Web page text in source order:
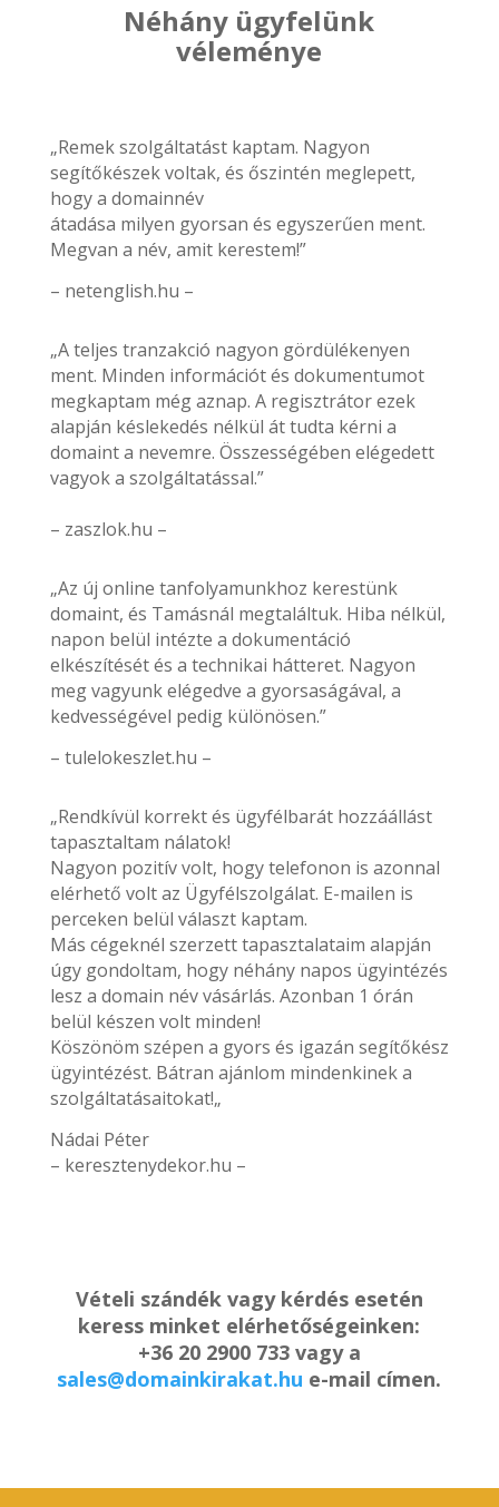
Néhány ügyfelünk
véleménye
„Remek szolgáltatást kaptam. Nagyon
segítőkészek voltak, és őszintén meglepett,
hogy a domainnév
átadása milyen gyorsan és egyszerűen ment.
Megvan a név, amit kerestem!”
– netenglish.hu –
„A teljes tranzakció nagyon gördülékenyen
ment. Minden információt és dokumentumot
megkaptam még aznap. A regisztrátor ezek
alapján késlekedés nélkül át tudta kérni a
domaint a nevemre. Összességében elégedett
vagyok a szolgáltatással.”
– zaszlok.hu –
„Az új online tanfolyamunkhoz kerestünk
domaint, és Tamásnál megtaláltuk. Hiba nélkül,
napon belül intézte a dokumentáció
elkészítését és a technikai hátteret. Nagyon
meg vagyunk elégedve a gyorsaságával, a
kedvességével pedig különösen.”
– tulelokeszlet.hu –
„Rendkívül korrekt és ügyfélbarát hozzáállást
tapasztaltam nálatok!
Nagyon pozitív volt, hogy telefonon is azonnal
elérhető volt az Ügyfélszolgálat. E-mailen is
perceken belül választ kaptam.
Más cégeknél szerzett tapasztalataim alapján
úgy gondoltam, hogy néhány napos ügyintézés
lesz a domain név vásárlás. Azonban 1 órán
belül készen volt minden!
Köszönöm szépen a gyors és igazán segítőkész
ügyintézést. Bátran ajánlom mindenkinek a
szolgáltatásaitokat!„
Nádai Péter
– keresztenydekor.hu –
Vételi szándék vagy kérdés esetén
keress minket elérhetőségeinken:
+36 20 2900 733 vagy a
sales@domainkirakat.hu e-mail címen.